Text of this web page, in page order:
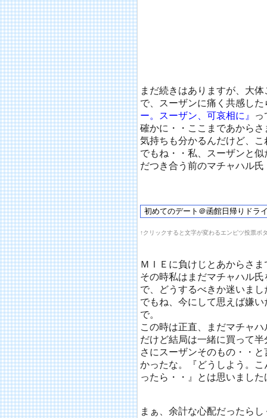
まだ続きはありますが、大
で、スーザンに痛く共感し
ー。スーザン、可哀相に』
っ
確かに・・ここまであから
気持ちも分かるんだけど、
でもね・・私、スーザンと
だつき合う前のマチャハル氏
↑クリックすると文字が変わるエンピツ投票ボ
ＭＩＥに負けじとあからさ
その時私はまだマチャハル
で、どうするべきか迷いまし
でもね、今にして思えば嫌
で。
この時は正直、まだマチャ
だけど結局は一緒に買って
さにスーザンそのもの・・
かったな。『どうしよう。
ったら・・』とは思いました
まぁ、余計な心配だったら